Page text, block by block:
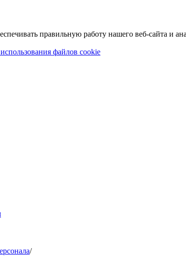
правильную работу нашего веб-сайта и
файлов cookie
/